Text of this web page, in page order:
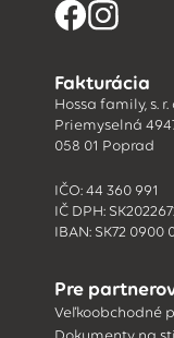
Fakturácia
Hossa family, s. r.
Priemyselná
058 01 Poprad
IČO: 44 360 991
IČ DPH:
IBAN: SK72 0900
Pre
Veľkoobchodné